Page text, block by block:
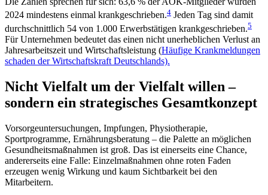
2024 mindestens einmal krankgeschrieben.4 Jeden Tag sind damit
durchschnittlich 54 von 1.000 Erwerbstätigen krankgeschrieben.5
Für Unternehmen bedeutet das einen nicht unerheblichen Verlust an
Jahresarbeitszeit und Wirtschaftsleistung (Häufige Krankmeldungen
schaden der Wirtschaftskraft Deutschlands).
Nicht Vielfalt um der Vielfalt willen –
sondern ein strategisches Gesamtkonzept
Vorsorgeuntersuchungen, Impfungen, Physiotherapie,
Sportprogramme, Ernährungsberatung – die Palette an möglichen
Gesundheitsmaßnahmen ist groß. Das ist einerseits eine Chance,
andererseits eine Falle: Einzelmaßnahmen ohne roten Faden
erzeugen wenig Wirkung und kaum Sichtbarkeit bei den
Mitarbeitern.